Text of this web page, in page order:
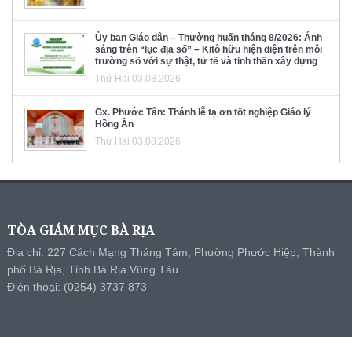
Ủy ban Giáo dân – Thường huấn tháng 8/2026: Ánh
sáng trên “lục địa số” – Kitô hữu hiện diện trên môi
trường số với sự thật, tử tế và tinh thần xây dựng
Thứ Hai 03.08.2026
Gx. Phước Tân: Thánh lễ tạ ơn tốt nghiệp Giáo lý
Hồng Ân
Thứ Hai 03.08.2026
TÒA GIÁM MỤC BÀ RỊA
Địa chỉ: 227 Cách Mạng Tháng Tám, Phường Phước Hiệp, Thành
phố Bà Rịa, Tỉnh Bà Rịa Vũng Tàu.
Điện thoại: (0254) 3737 873